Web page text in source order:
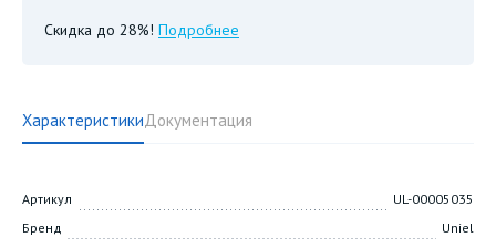
Скидка до 28%! Подробнее
ХарактеристикиДокументация
Артикул
UL-00005035
Бренд
Uniel